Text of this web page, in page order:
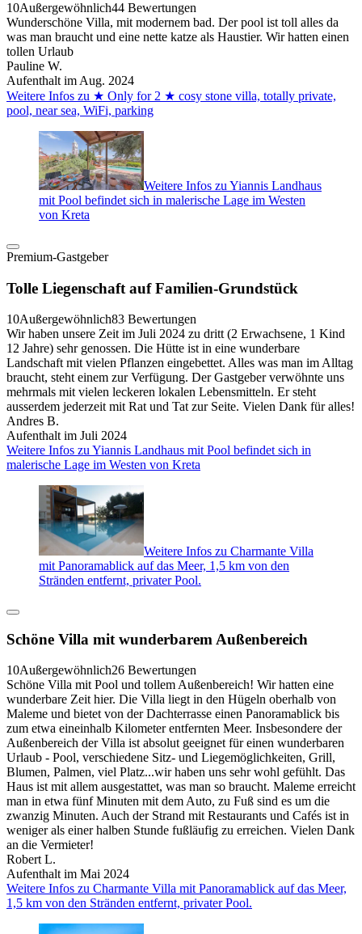
10Außergewöhnlich44 Bewertungen
Wunderschöne Villa, mit modernem bad. Der pool ist toll alles da
was man braucht und eine nette katze als Haustier. Wir hatten einen
tollen Urlaub
Pauline W.
Aufenthalt im Aug. 2024
Weitere Infos zu ★ Only for 2 ★ cosy stone villa, totally private,
pool, near sea, WiFi, parking
Weitere Infos zu Yiannis Landhaus
mit Pool befindet sich in malerische Lage im Westen
von Kreta
Premium-Gastgeber
Tolle Liegenschaft auf Familien-Grundstück
10Außergewöhnlich83 Bewertungen
Wir haben unsere Zeit im Juli 2024 zu dritt (2 Erwachsene, 1 Kind
12 Jahre) sehr genossen. Die Hütte ist in eine wunderbare
Landschaft mit vielen Pflanzen eingebettet. Alles was man im Alltag
braucht, steht einem zur Verfügung. Der Gastgeber verwöhnte uns
mehrmals mit vielen leckeren lokalen Lebensmitteln. Er steht
ausserdem jederzeit mit Rat und Tat zur Seite. Vielen Dank für alles!
Andres B.
Aufenthalt im Juli 2024
Weitere Infos zu Yiannis Landhaus mit Pool befindet sich in
malerische Lage im Westen von Kreta
Weitere Infos zu Charmante Villa
mit Panoramablick auf das Meer, 1,5 km von den
Stränden entfernt, privater Pool.
Schöne Villa mit wunderbarem Außenbereich
10Außergewöhnlich26 Bewertungen
Schöne Villa mit Pool und tollem Außenbereich! Wir hatten eine
wunderbare Zeit hier. Die Villa liegt in den Hügeln oberhalb von
Maleme und bietet von der Dachterrasse einen Panoramablick bis
zum etwa eineinhalb Kilometer entfernten Meer. Insbesondere der
Außenbereich der Villa ist absolut geeignet für einen wunderbaren
Urlaub - Pool, verschiedene Sitz- und Liegemöglichkeiten, Grill,
Blumen, Palmen, viel Platz...wir haben uns sehr wohl gefühlt. Das
Haus ist mit allem ausgestattet, was man so braucht. Maleme erreicht
man in etwa fünf Minuten mit dem Auto, zu Fuß sind es um die
zwanzig Minuten. Auch der Strand mit Restaurants und Cafés ist in
weniger als einer halben Stunde fußläufig zu erreichen. Vielen Dank
an die Vermieter!
Robert L.
Aufenthalt im Mai 2024
Weitere Infos zu Charmante Villa mit Panoramablick auf das Meer,
1,5 km von den Stränden entfernt, privater Pool.